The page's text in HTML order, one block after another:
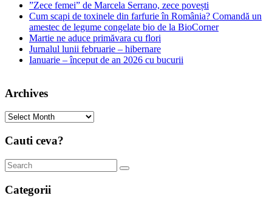
”Zece femei” de Marcela Serrano, zece povești
Cum scapi de toxinele din farfurie în România? Comandă un
amestec de legume congelate bio de la BioCorner
Martie ne aduce primăvara cu flori
Jurnalul lunii februarie – hibernare
Ianuarie – început de an 2026 cu bucurii
Archives
Archives
Cauti ceva?
Categorii